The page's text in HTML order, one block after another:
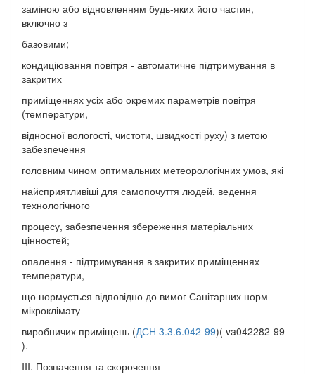
заміною або відновленням будь-яких його частин,
включно з
базовими;
кондиціювання повітря - автоматичне підтримування в
закритих
приміщеннях усіх або окремих параметрів повітря
(температури,
відносної вологості, чистоти, швидкості руху) з метою
забезпечення
головним чином оптимальних метеорологічних умов, які
найсприятливіші для самопочуття людей, ведення
технологічного
процесу, забезпечення збереження матеріальних
цінностей;
опалення - підтримування в закритих приміщеннях
температури,
що нормується відповідно до вимог Санітарних норм
мікроклімату
виробничих приміщень (ДСН 3.3.6.042-99)( va042282-99
).
III. Позначення та скорочення